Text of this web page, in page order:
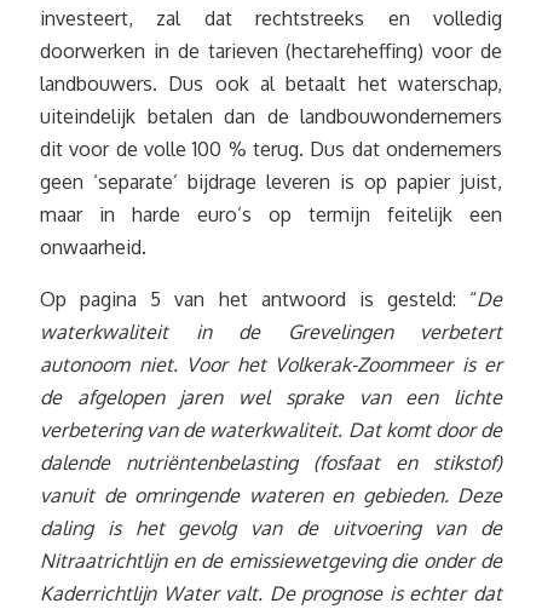
investeert, zal dat rechtstreeks en volledig
doorwerken in de tarieven (hectareheffing) voor de
landbouwers. Dus ook al betaalt het waterschap,
uiteindelijk betalen dan de landbouwondernemers
dit voor de volle 100 % terug. Dus dat ondernemers
geen ‘separate’ bijdrage leveren is op papier juist,
maar in harde euro’s op termijn feitelijk een
onwaarheid.
Op pagina 5 van het antwoord is gesteld: “De
waterkwaliteit in de Grevelingen verbetert
autonoom niet. Voor het Volkerak-Zoommeer is er
de afgelopen jaren wel sprake van een lichte
verbetering van de waterkwaliteit. Dat komt door de
dalende nutriëntenbelasting (fosfaat en stikstof)
vanuit de omringende wateren en gebieden. Deze
daling is het gevolg van de uitvoering van de
Nitraatrichtlijn en de emissiewetgeving die onder de
Kaderrichtlijn Water valt. De prognose is echter dat